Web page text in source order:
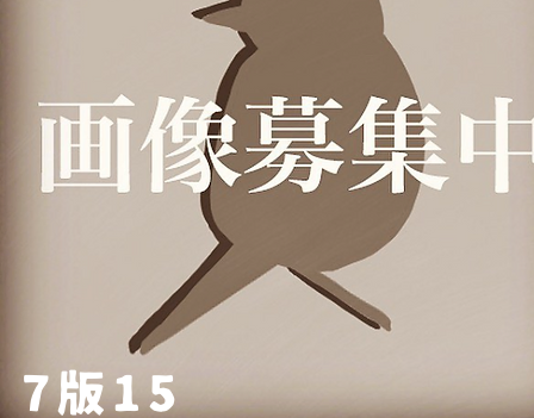
7版15